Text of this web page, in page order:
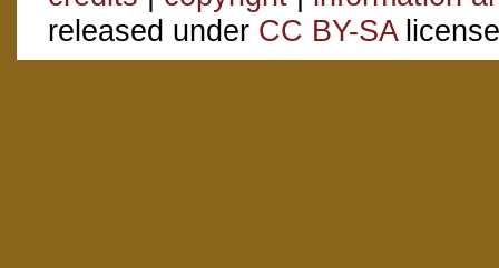
released under CC BY-SA